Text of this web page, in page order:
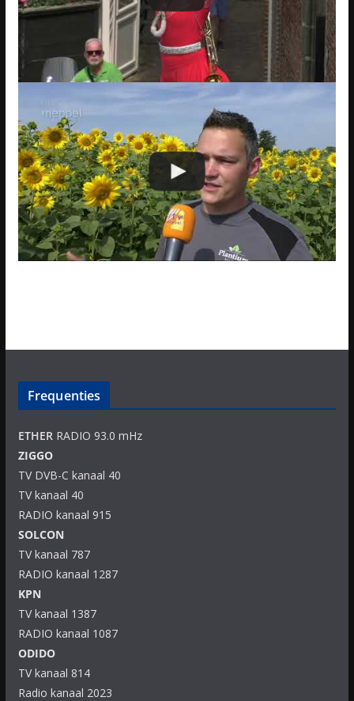
Frequenties
ETHERRADIO 93.0 mHz
ZIGGO
TV DVB-C kanaal 40
TV kanaal 40
RADIO kanaal 915
SOLCON
TV kanaal 787
RADIO kanaal 1287
KPN
TV kanaal 1387
RADIO kanaal 1087
ODIDO
TV kanaal 814
Radio kanaal 2023